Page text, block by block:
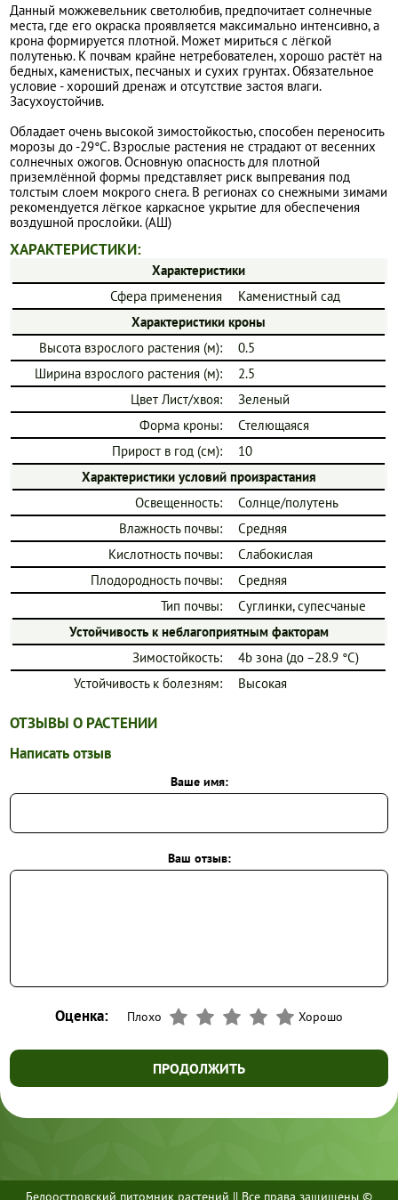
Данный можжевельник светолюбив, предпочитает солнечные
места, где его окраска проявляется максимально интенсивно, а
крона формируется плотной. Может мириться с лёгкой
полутенью. К почвам крайне нетребователен, хорошо растёт на
бедных, каменистых, песчаных и сухих грунтах. Обязательное
условие - хороший дренаж и отсутствие застоя влаги.
Засухоустойчив.
Обладает очень высокой зимостойкостью, способен переносить
морозы до -29°C. Взрослые растения не страдают от весенних
солнечных ожогов. Основную опасность для плотной
приземлённой формы представляет риск выпревания под
толстым слоем мокрого снега. В регионах со снежными зимами
рекомендуется лёгкое каркасное укрытие для обеспечения
воздушной прослойки. (АШ)
ХАРАКТЕРИСТИКИ:
Характеристики
Сфера применения
Каменистный сад
Характеристики кроны
Высота взрослого растения (м):
0.5
Ширина взрослого растения (м):
2.5
Цвет Лист/хвоя:
Зеленый
Форма кроны:
Стелющаяся
Прирост в год (см):
10
Характеристики условий произрастания
Освещенность:
Солнце/полутень
Влажность почвы:
Средняя
Кислотность почвы:
Слабокислая
Плодородность почвы:
Средняя
Тип почвы:
Суглинки, супесчаные
Устойчивость к неблагоприятным факторам
Зимостойкость:
4b зона (до −28.9 °C)
Устойчивость к болезням:
Высокая
ОТЗЫВЫ О РАСТЕНИИ
Написать отзыв
Ваше имя:
Ваш отзыв:
Оценка: Плохо Хорошо
ПРОДОЛЖИТЬ